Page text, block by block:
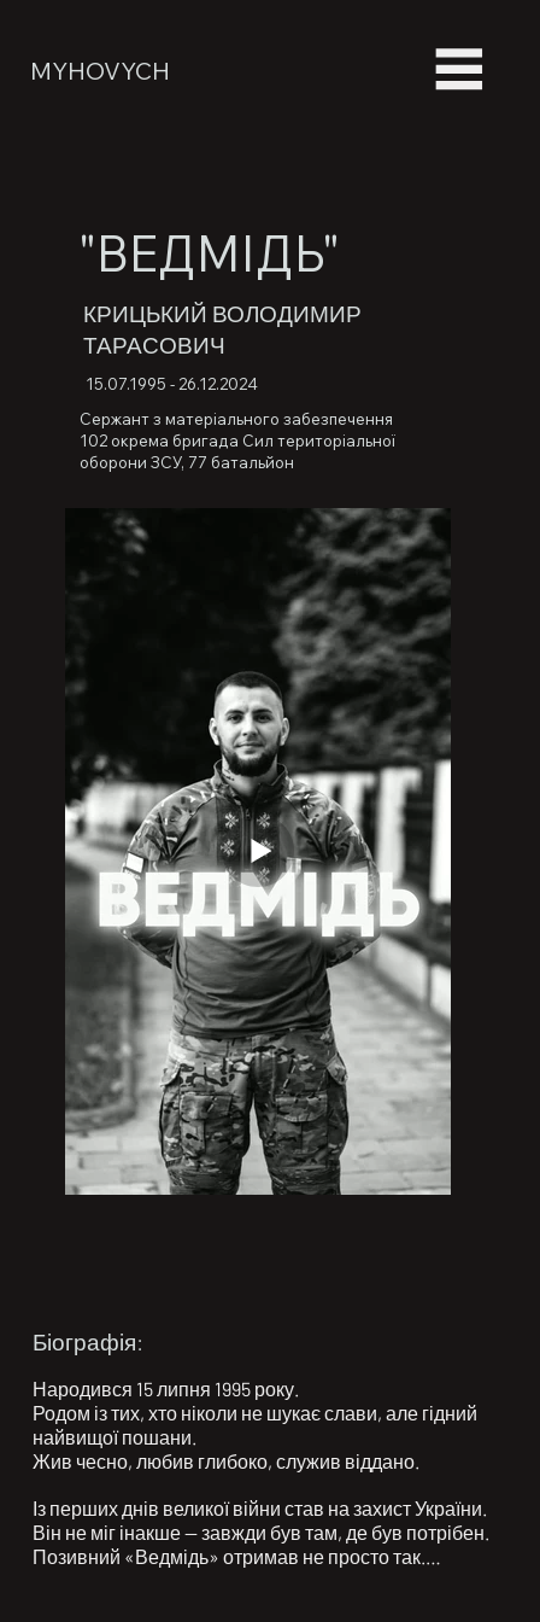
MYHOVYCH
"ВЕДМІДЬ"
КРИЦЬКИЙ ВОЛОДИМИР
ТАРАСОВИЧ
15.07.1995 - 26.12.2024
Сержант з матеріального забезпечення
102 окрема бригада Сил територіальної
оборони ЗСУ, 77 батальйон
Біографія:
Народився 15 липня 1995 року.
Родом із тих, хто ніколи не шукає слави, але гідний
найвищої пошани.
Жив чесно, любив глибоко, служив віддано.
Із перших днів великої війни став на захист України.
Він не міг інакше — завжди був там, де був потрібен.
Позивний «Ведмідь» отримав не просто так.